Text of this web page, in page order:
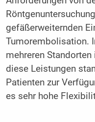
gefäßerweiternden
Tumorembolisation.
mehreren
diese Leistungen
Patienten zur
es sehr hohe